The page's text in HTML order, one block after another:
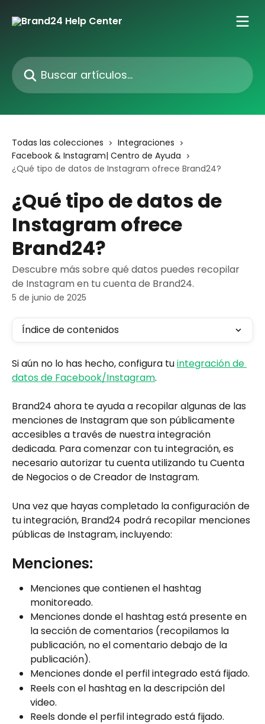
Buscar artículos...
Todas las colecciones
Integraciones
Facebook & Instagram| Centro de Ayuda
¿Qué tipo de datos de Instagram ofrece Brand24?
¿Qué tipo de datos de
Instagram ofrece
Brand24?
Descubre más sobre qué datos puedes recopilar
de Instagram en tu cuenta de Brand24.
5 de junio de 2025
Índice de contenidos
Si aún no lo has hecho, configura tu integración de
datos de Facebook/Instagram.
Brand24 ahora te ayuda a recopilar algunas de las
menciones de Instagram que son públicamente
accesibles a través de nuestra integración
dedicada. Para comenzar con tu integración, es
necesario autorizar tu cuenta utilizando tu Cuenta
de Negocios o de Creador de Instagram.
Una vez que hayas completado la configuración de
tu integración, Brand24 podrá recopilar menciones
públicas de Instagram, incluyendo:
Menciones:
Menciones que contienen el hashtag
monitoreado.
Menciones donde el hashtag está presente en
la sección de comentarios (recopilamos la
publicación, no el comentario debajo de la
publicación).
Menciones donde el perfil integrado está fijado.
Reels con el hashtag en la descripción del
video.
Reels donde el perfil integrado está fijado.